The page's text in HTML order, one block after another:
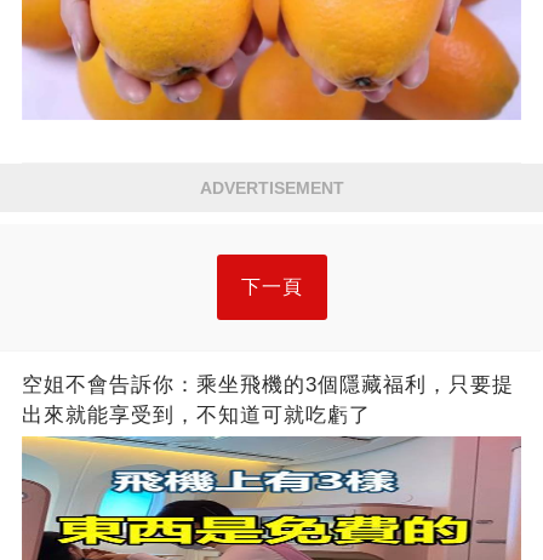
ADVERTISEMENT
下一頁
空姐不會告訴你：乘坐飛機的3個隱藏福利，只要提
出來就能享受到，不知道可就吃虧了